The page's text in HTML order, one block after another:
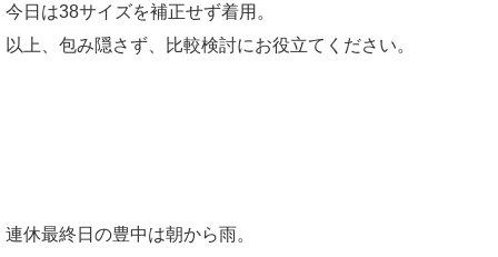
今日は38サイズを補正せず着用。
以上、包み隠さず、比較検討にお役立てください。
連休最終日の豊中は朝から雨。